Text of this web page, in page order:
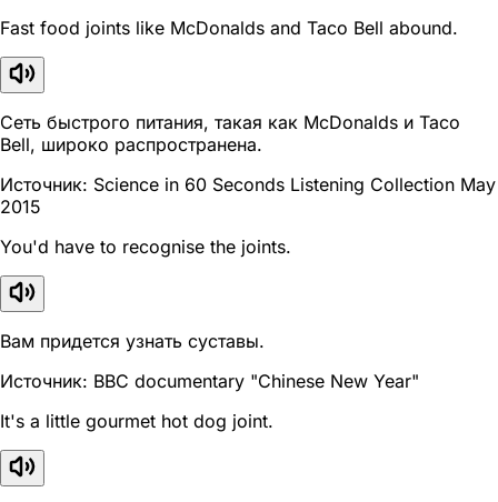
Fast food joints like McDonalds and Taco Bell abound.
Сеть быстрого питания, такая как McDonalds и Taco
Bell, широко распространена.
Источник: Science in 60 Seconds Listening Collection May
2015
You'd have to recognise the joints.
Вам придется узнать суставы.
Источник: BBC documentary "Chinese New Year"
It's a little gourmet hot dog joint.